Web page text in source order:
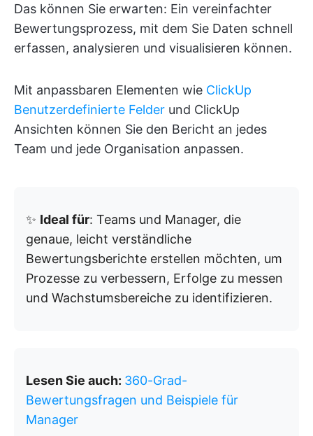
Das können Sie erwarten: Ein vereinfachter
Bewertungsprozess, mit dem Sie Daten schnell
erfassen, analysieren und visualisieren können.
Mit anpassbaren Elementen wie ClickUp
Benutzerdefinierte Felder und ClickUp
Ansichten können Sie den Bericht an jedes
Team und jede Organisation anpassen.
✨ Ideal für: Teams und Manager, die
genaue, leicht verständliche
Bewertungsberichte erstellen möchten, um
Prozesse zu verbessern, Erfolge zu messen
und Wachstumsbereiche zu identifizieren.
Lesen Sie auch: 360-Grad-
Bewertungsfragen und Beispiele für
Manager